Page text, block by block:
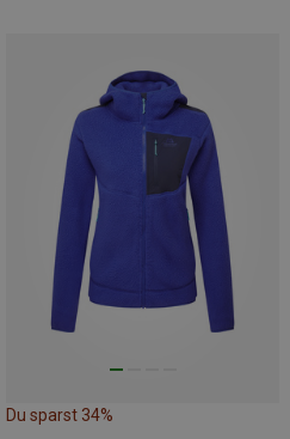
Du sparst 34%